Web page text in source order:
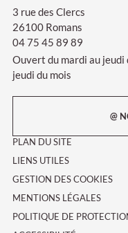
3 rue des Clercs
26100 Romans
04 75 45 89 89
Ouvert du mardi au jeudi
jeudi du mois
@
PLAN DU SITE
LIENS UTILES
GESTION DES COOKIES
MENTIONS LÉGALES
POLITIQUE DE